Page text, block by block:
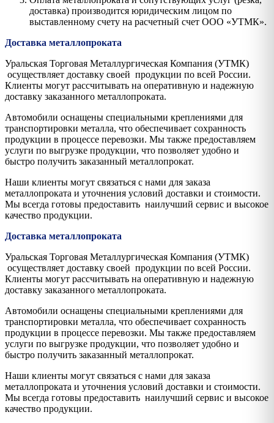
доставка) производится юридическим лицом по
выставленному счету на расчетный счет ООО «УТМК».
Доставка металлопроката
Уральская Торговая Металлургическая Компания (УТМК)
осуществляет доставку своей продукции по всей России.
Клиенты могут рассчитывать на оперативную и надежную
доставку заказанного металлопроката.
Автомобили оснащены специальными креплениями для
транспортировки металла, что обеспечивает сохранность
продукции в процессе перевозки. Мы также предоставляем
услуги по выгрузке продукции, что позволяет удобно и
быстро получить заказанный металлопрокат.
Наши клиенты могут связаться с нами для заказа
металлопроката и уточнения условий доставки и стоимости.
Мы всегда готовы предоставить наилучший сервис и высокое
качество продукции.
Доставка металлопроката
Уральская Торговая Металлургическая Компания (УТМК)
осуществляет доставку своей продукции по всей России.
Клиенты могут рассчитывать на оперативную и надежную
доставку заказанного металлопроката.
Автомобили оснащены специальными креплениями для
транспортировки металла, что обеспечивает сохранность
продукции в процессе перевозки. Мы также предоставляем
услуги по выгрузке продукции, что позволяет удобно и
быстро получить заказанный металлопрокат.
Наши клиенты могут связаться с нами для заказа
металлопроката и уточнения условий доставки и стоимости.
Мы всегда готовы предоставить наилучший сервис и высокое
качество продукции.